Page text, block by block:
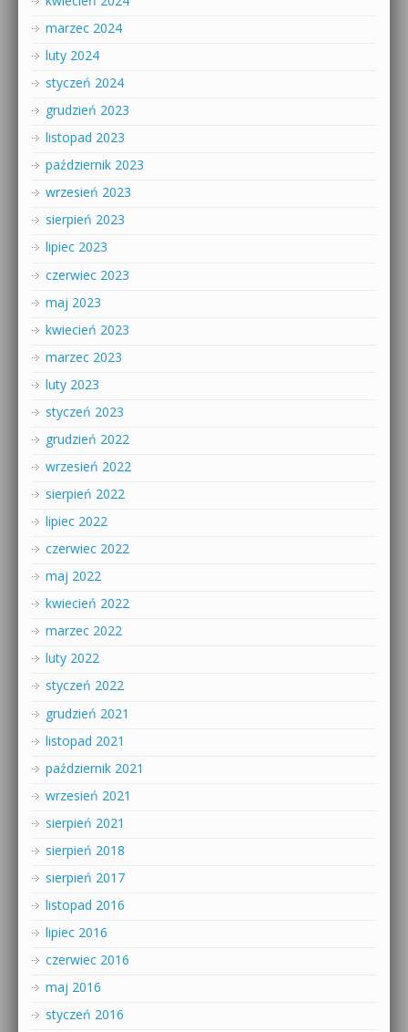
marzec 2024
luty 2024
styczeń 2024
grudzień 2023
listopad 2023
październik 2023
wrzesień 2023
sierpień 2023
lipiec 2023
czerwiec 2023
maj 2023
kwiecień 2023
marzec 2023
luty 2023
styczeń 2023
grudzień 2022
wrzesień 2022
sierpień 2022
lipiec 2022
czerwiec 2022
maj 2022
kwiecień 2022
marzec 2022
luty 2022
styczeń 2022
grudzień 2021
listopad 2021
październik 2021
wrzesień 2021
sierpień 2021
sierpień 2018
sierpień 2017
listopad 2016
lipiec 2016
czerwiec 2016
maj 2016
styczeń 2016